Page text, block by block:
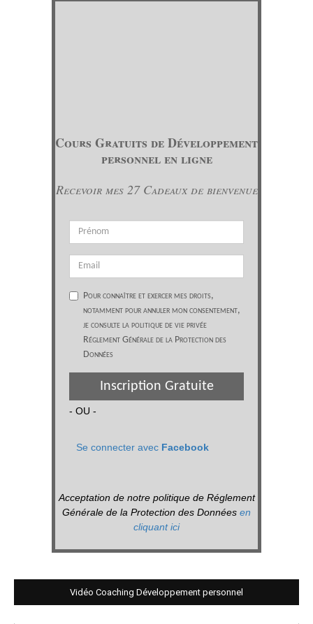
Cours Gratuits de Développement
personnel en ligne
Recevoir mes 27 Cadeaux de bienvenue
Pour connaître et exercer mes droits,
notamment pour annuler mon consentement,
je consulte la politique de vie privée
Réglement Générale de la Protection des
Données
Inscription Gratuite
- OU -
Se connecter avec Facebook
Acceptation de notre politique de Réglement
Générale de la Protection des Données en
cliquant ici
Vidéo Coaching Développement personnel